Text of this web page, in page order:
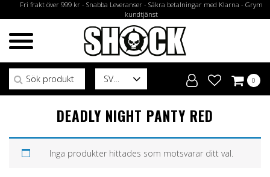
Fri frakt över 999 kr - Snabba Leveranser - Säkra betalningar med Klarna - Grym
kundtjänst
SV
Sök efter:
0
DEADLY NIGHT PANTY RED
Inga produkter hittades som motsvarar ditt val.